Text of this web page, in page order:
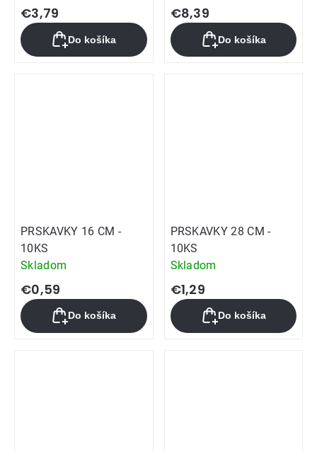
€3,79
Do košíka
€8,39
Do košíka
PRSKAVKY 16 CM -
10KS
Skladom
€0,59
Do košíka
PRSKAVKY 28 CM -
10KS
Skladom
€1,29
Do košíka